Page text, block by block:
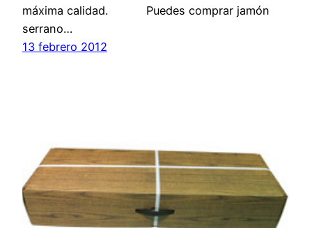
máxima calidad. Puedes comprar jamón
serrano…
13 febrero 2012